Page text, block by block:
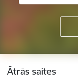
Kājene
Ātrās saites